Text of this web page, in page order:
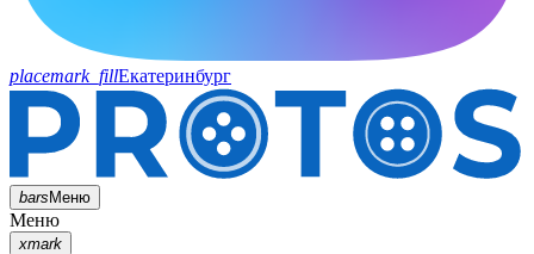
placemark_fillЕкатеринбург
barsМеню
Меню
xmark